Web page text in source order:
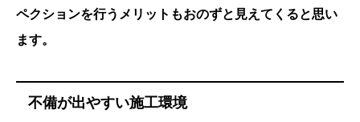
ペクションを行うメリットもおのずと見えてくると思い
ます。
不備が出やすい施工環境